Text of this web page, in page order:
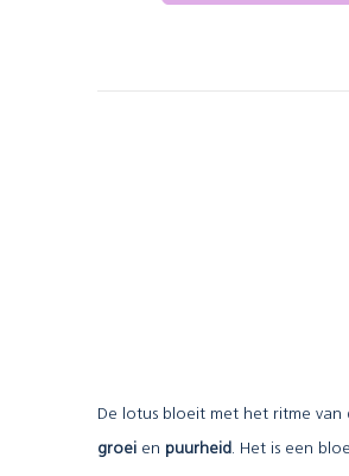
De lotus bloeit met het ritme van
groei en puurheid. Het is een